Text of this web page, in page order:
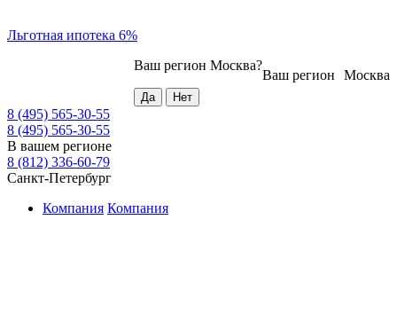
Льготная ипотека 6%
Москва
Ваш регион
Ваш регион Москва?
8 (495) 565-30-55
8 (495) 565-30-55
В вашем регионе
8 (812) 336-60-79
Санкт-Петербург
Компания Компания